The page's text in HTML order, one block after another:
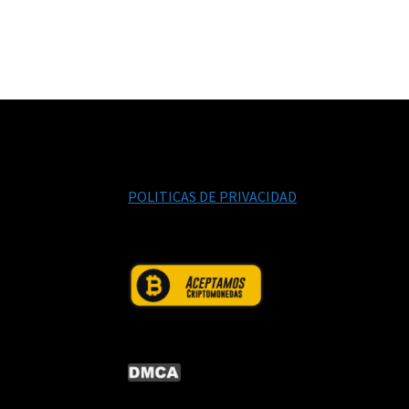
POLITICAS DE PRIVACIDAD